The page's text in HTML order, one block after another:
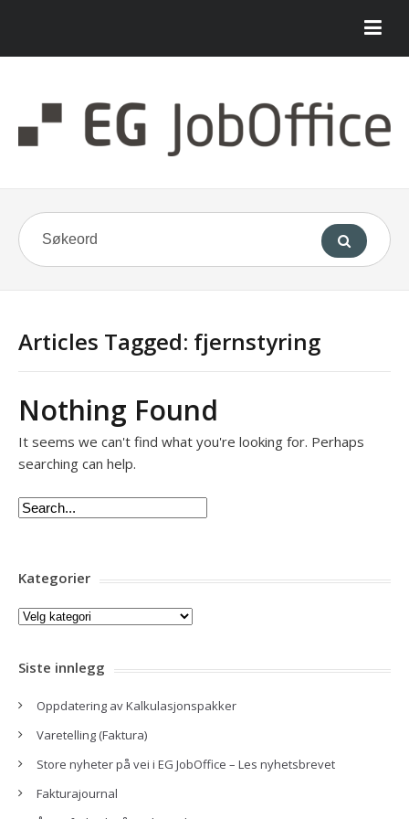
Articles Tagged: fjernstyring
Nothing Found
It seems we can't find what you're looking for. Perhaps
searching can help.
Kategorier
Kategorier
Siste innlegg
Oppdatering av Kalkulasjonspakker
Varetelling (Faktura)
Store nyheter på vei i EG JobOffice – Les nyhetsbrevet
Fakturajournal